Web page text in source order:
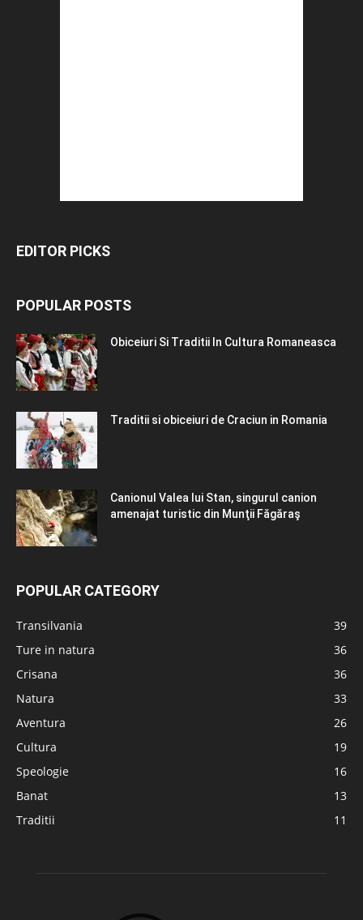
EDITOR PICKS
POPULAR POSTS
Obiceiuri Si Traditii In Cultura Romaneasca
Traditii si obiceiuri de Craciun in Romania
Canionul Valea lui Stan, singurul canion
amenajat turistic din Munţii Făgăraş
POPULAR CATEGORY
Transilvania
39
Ture in natura
36
Crisana
36
Natura
33
Aventura
26
Cultura
19
Speologie
16
Banat
13
Traditii
11